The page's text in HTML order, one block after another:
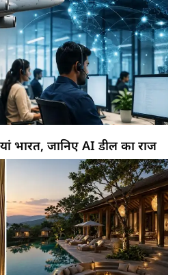
भारत, जानिए AI डील का राज